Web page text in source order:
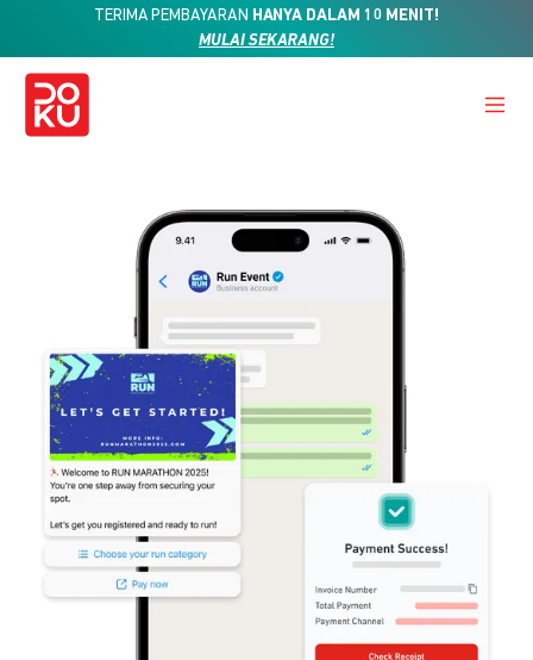
TERIMA PEMBAYARAN HANYA DALAM 10 MENIT!
MULAI SEKARANG!